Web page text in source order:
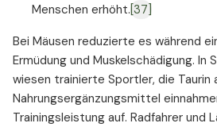
Menschen erhöht. [37]
⁠Bei Mäusen reduzierte es während
Ermüdung und Muskelschädigung. In
wiesen trainierte Sportler, die Taurin
Nahrungsergänzungsmittel
Trainingsleistung auf. Radfahrer und